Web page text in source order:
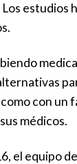
estudios
con un
médicos.
el equipo